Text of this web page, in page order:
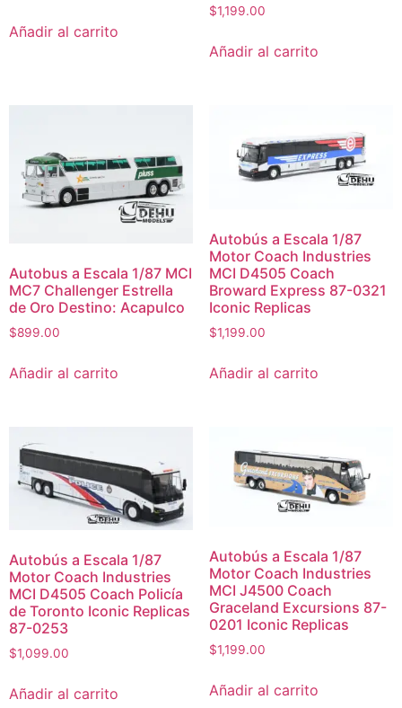
Añadir al carrito
$1,199.00
Añadir al carrito
Autobus a Escala 1/87 MCI
MC7 Challenger Estrella
de Oro Destino: Acapulco
$899.00
Añadir al carrito
Autobús a Escala 1/87
Motor Coach Industries
MCI D4505 Coach
Broward Express 87-0321
Iconic Replicas
$1,199.00
Añadir al carrito
Autobús a Escala 1/87
Motor Coach Industries
MCI D4505 Coach Policía
de Toronto Iconic Replicas
87-0253
$1,099.00
Añadir al carrito
Autobús a Escala 1/87
Motor Coach Industries
MCI J4500 Coach
Graceland Excursions 87-
0201 Iconic Replicas
$1,199.00
Añadir al carrito